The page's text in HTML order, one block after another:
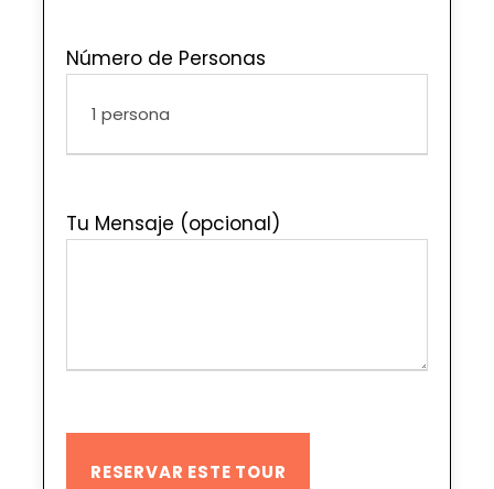
Número de Personas
Tu Mensaje (opcional)